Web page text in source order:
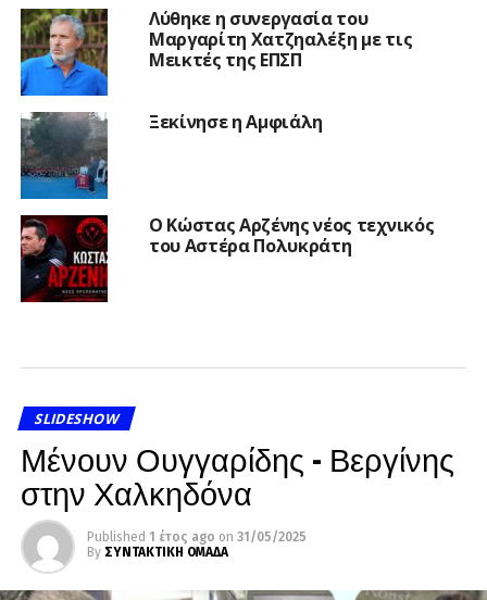
Λύθηκε η συνεργασία του
Μαργαρίτη Χατζηαλέξη με τις
Μεικτές της ΕΠΣΠ
Ξεκίνησε η Αμφιάλη
Ο Κώστας Αρζένης νέος τεχνικός
του Αστέρα Πολυκράτη
SLIDESHOW
Μένουν Ουγγαρίδης – Βεργίνης
στην Χαλκηδόνα
Published 1 έτος ago on 31/05/2025
By ΣΥΝΤΑΚΤΙΚΗ ΟΜΑΔΑ